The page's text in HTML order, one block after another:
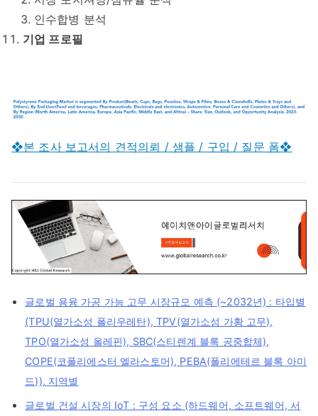
인수합병 분석
기업 프로필
❖본 조사 보고서의 견적의뢰 / 샘플 / 구입 / 질문 폼❖
글로벌 용융 가공 가능 고무 시장규모 예측 (~2032년) : 타입별
(TPU(열가소성 폴리우레탄), TPV(열가소성 가황 고무),
TPO(열가소성 올레핀), SBC(스티렌계 블록 공중합체),
COPE(코폴리에스터 엘라스토머), PEBA(폴리에테르 블록 아미
드)), 지역별
글로벌 건설 시장의 IoT : 구성 요소 (하드웨어, 소프트웨어, 서